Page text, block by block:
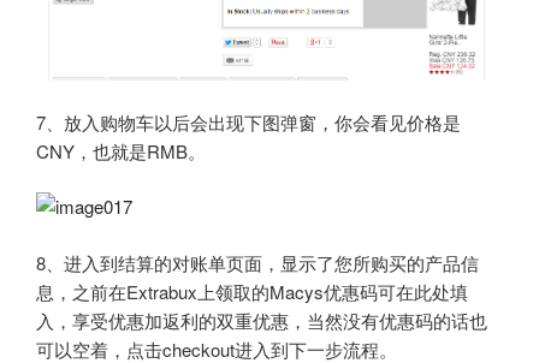
7、放入购物车以后会出现下图弹窗，你会看见价格是
CNY，也就是RMB。
8、进入到结算的对账单页面，显示了您所购买的产品信
息，之前在Extrabux上领取的Macys优惠码可在此处填
入，享受优惠加返利的双重优惠，当然没有优惠码的话也
可以空着，点击checkout进入到下一步流程。